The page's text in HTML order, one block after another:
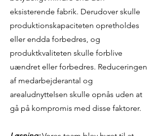
eksisterende fabrik. Derudover skulle
produktionskapaciteten opretholdes
eller endda forbedres, og
produktkvaliteten skulle forblive
uændret eller forbedres. Reduceringen
af medarbejderantal og
arealudnyttelsen skulle opnås uden at
gå på kompromis med disse faktorer.